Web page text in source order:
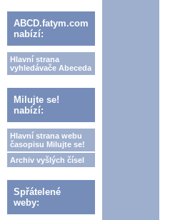
ABCD.fatym.com
nabízí:
Hlavní strana
vyhledávače Abeceda
Milujte se!
nabízí:
Hlavní strana webu
časopisu Milujte se!
Archiv vyšlých čísel
Spřátelené
weby: